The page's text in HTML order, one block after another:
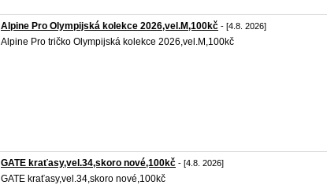
Alpine Pro Olympijská kolekce 2026,vel.M,100kč - [4.8. 2026]
Alpine Pro tričko Olympijská kolekce 2026,vel.M,100kč
GATE kraťasy,vel.34,skoro nové,100kč - [4.8. 2026]
GATE kraťasy,vel.34,skoro nové,100kč